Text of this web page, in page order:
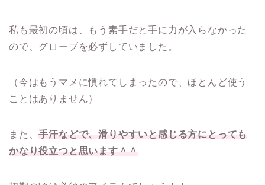
私も最初の頃は、もう素手だと手に力が入らなかった
ので、グローブを必ずしていました。
（今はもうマメに慣れてしまったので、ほとんど使う
ことはありません）
また、手汗などで、滑りやすいと感じる方にとっても
かなり役立つと思います＾＾